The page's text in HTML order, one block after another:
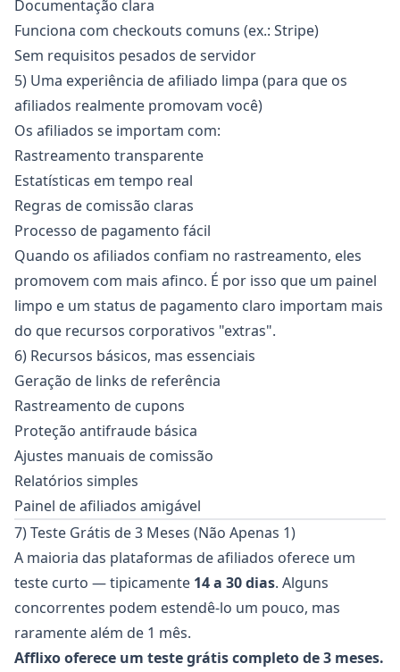
Documentação clara
Funciona com checkouts comuns (ex.: Stripe)
Sem requisitos pesados de servidor
5) Uma experiência de afiliado limpa (para que os
afiliados realmente promovam você)
Os afiliados se importam com:
Rastreamento transparente
Estatísticas em tempo real
Regras de comissão claras
Processo de pagamento fácil
Quando os afiliados confiam no rastreamento, eles
promovem com mais afinco. É por isso que um painel
limpo e um status de pagamento claro importam mais
do que recursos corporativos "extras".
6) Recursos básicos, mas essenciais
Geração de links de referência
Rastreamento de cupons
Proteção antifraude básica
Ajustes manuais de comissão
Relatórios simples
Painel de afiliados amigável
7) Teste Grátis de 3 Meses (Não Apenas 1)
A maioria das plataformas de afiliados oferece um
teste curto — tipicamente 14 a 30 dias. Alguns
concorrentes podem estendê-lo um pouco, mas
raramente além de 1 mês.
Afflixo oferece um teste grátis completo de 3 meses.